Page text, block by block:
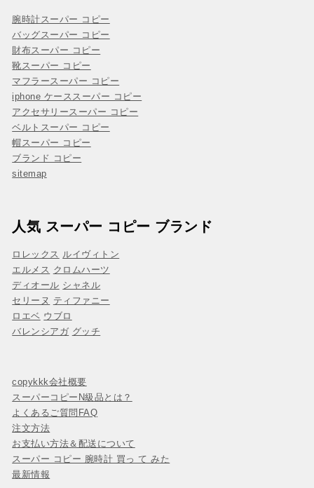
腕時計スーパー コピー
バッグスーパー コピー
財布スーパー コピー
靴スーパー コピー
マフラースーパー コピー
iphone ケーススーパー コピー
アクセサリースーパー コピー
ベルトスーパー コピー
帽スーパー コピー
ブランド コピー
sitemap
人気 スーパー コピー ブランド
ロレックス ルイヴィトン
エルメス クロムハーツ
ディオール シャネル
セリーヌ ティファニー
ロエベ ウブロ
バレンシアガ グッチ
copykkk会社概要
スーパーコピーN級品とは？
よくあるご質問FAQ
注文方法
お支払い方法＆配送について
スーパー コピー 腕時計 買っ て みた
最新情報